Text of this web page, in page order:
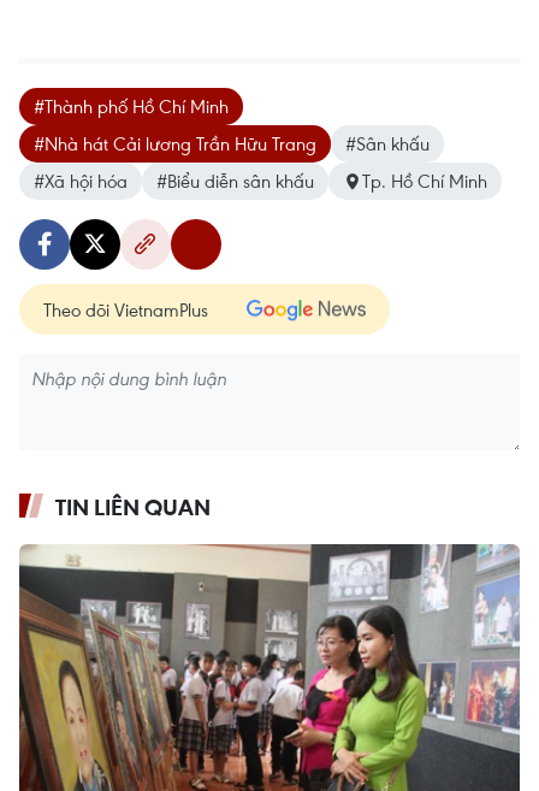
#Thành phố Hồ Chí Minh
#Nhà hát Cải lương Trần Hữu Trang
#Sân khấu
#Xã hội hóa
#Biểu diễn sân khấu Tp. Hồ Chí Minh
Theo dõi VietnamPlus
TIN LIÊN QUAN